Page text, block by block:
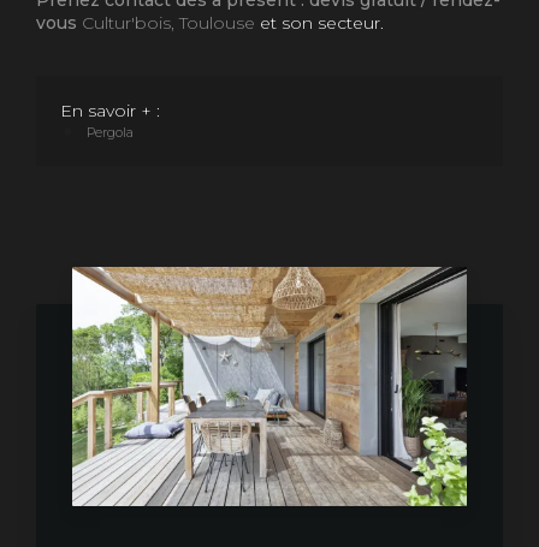
vous Cultur'bois, Toulouse et son secteur.
En savoir + :
Pergola